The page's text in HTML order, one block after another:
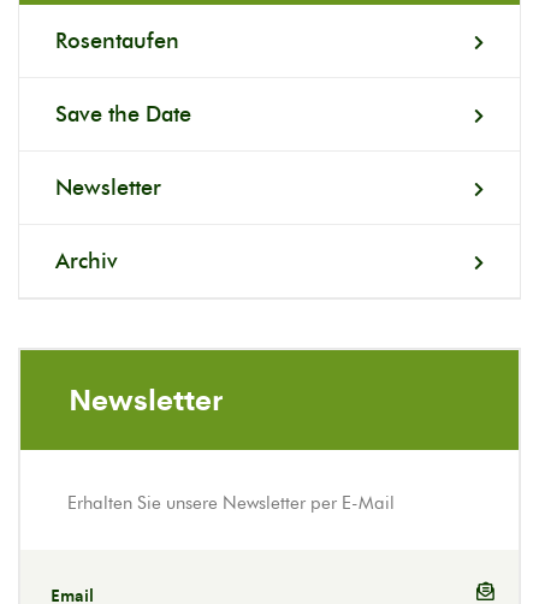
Rosentaufen
Save the Date
Newsletter
Archiv
Newsletter
Erhalten Sie unsere Newsletter per E-Mail